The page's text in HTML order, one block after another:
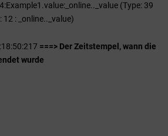
(Type: 39
12 : _online.._value)
===> Der Zeitstempel, wann die
wurde